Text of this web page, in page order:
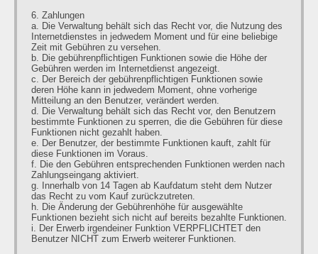
6. Zahlungen
a. Die Verwaltung behält sich das Recht vor, die Nutzung des
Internetdienstes in jedwedem Moment und für eine beliebige
Zeit mit Gebühren zu versehen.
b. Die gebührenpflichtigen Funktionen sowie die Höhe der
Gebühren werden im Internetdienst angezeigt.
c. Der Bereich der gebührenpflichtigen Funktionen sowie
deren Höhe kann in jedwedem Moment, ohne vorherige
Mitteilung an den Benutzer, verändert werden.
d. Die Verwaltung behält sich das Recht vor, den Benutzern
bestimmte Funktionen zu sperren, die die Gebühren für diese
Funktionen nicht gezahlt haben.
e. Der Benutzer, der bestimmte Funktionen kauft, zahlt für
diese Funktionen im Voraus.
f. Die den Gebühren entsprechenden Funktionen werden nach
Zahlungseingang aktiviert.
g. Innerhalb von 14 Tagen ab Kaufdatum steht dem Nutzer
das Recht zu vom Kauf zurückzutreten.
h. Die Änderung der Gebührenhöhe für ausgewählte
Funktionen bezieht sich nicht auf bereits bezahlte Funktionen.
i. Der Erwerb irgendeiner Funktion VERPFLICHTET den
Benutzer NICHT zum Erwerb weiterer Funktionen.